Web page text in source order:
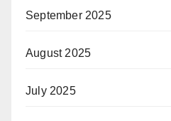
September 2025
August 2025
July 2025